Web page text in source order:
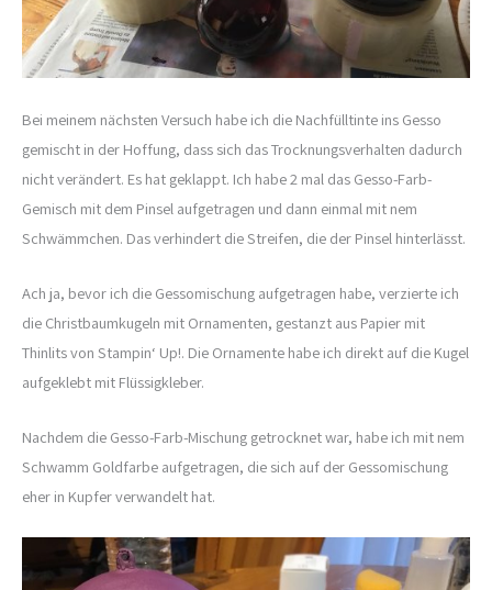
Bei meinem nächsten Versuch habe ich die Nachfülltinte ins Gesso
gemischt in der Hoffung, dass sich das Trocknungsverhalten dadurch
nicht verändert. Es hat geklappt. Ich habe 2 mal das Gesso-Farb-
Gemisch mit dem Pinsel aufgetragen und dann einmal mit nem
Schwämmchen. Das verhindert die Streifen, die der Pinsel hinterlässt.
Ach ja, bevor ich die Gessomischung aufgetragen habe, verzierte ich
die Christbaumkugeln mit Ornamenten, gestanzt aus Papier mit
Thinlits von Stampin‘ Up!. Die Ornamente habe ich direkt auf die Kugel
aufgeklebt mit Flüssigkleber.
Nachdem die Gesso-Farb-Mischung getrocknet war, habe ich mit nem
Schwamm Goldfarbe aufgetragen, die sich auf der Gessomischung
eher in Kupfer verwandelt hat.